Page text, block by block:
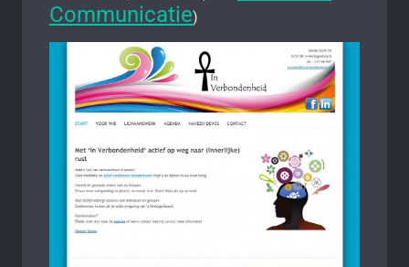
Communicatie)